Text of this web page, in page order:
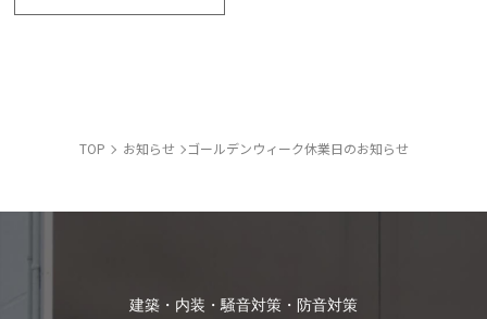
TOP お知らせ ゴールデンウィーク休業日のお知らせ
建築・内装・騒音対策・防音対策